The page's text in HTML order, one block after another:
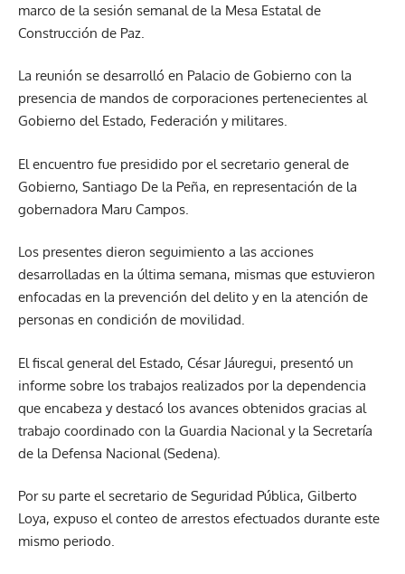
marco de la sesión semanal de la Mesa Estatal de
Construcción de Paz.
La reunión se desarrolló en Palacio de Gobierno con la
presencia de mandos de corporaciones pertenecientes al
Gobierno del Estado, Federación y militares.
El encuentro fue presidido por el secretario general de
Gobierno, Santiago De la Peña, en representación de la
gobernadora Maru Campos.
Los presentes dieron seguimiento a las acciones
desarrolladas en la última semana, mismas que estuvieron
enfocadas en la prevención del delito y en la atención de
personas en condición de movilidad.
El fiscal general del Estado, César Jáuregui, presentó un
informe sobre los trabajos realizados por la dependencia
que encabeza y destacó los avances obtenidos gracias al
trabajo coordinado con la Guardia Nacional y la Secretaría
de la Defensa Nacional (Sedena).
Por su parte el secretario de Seguridad Pública, Gilberto
Loya, expuso el conteo de arrestos efectuados durante este
mismo periodo.